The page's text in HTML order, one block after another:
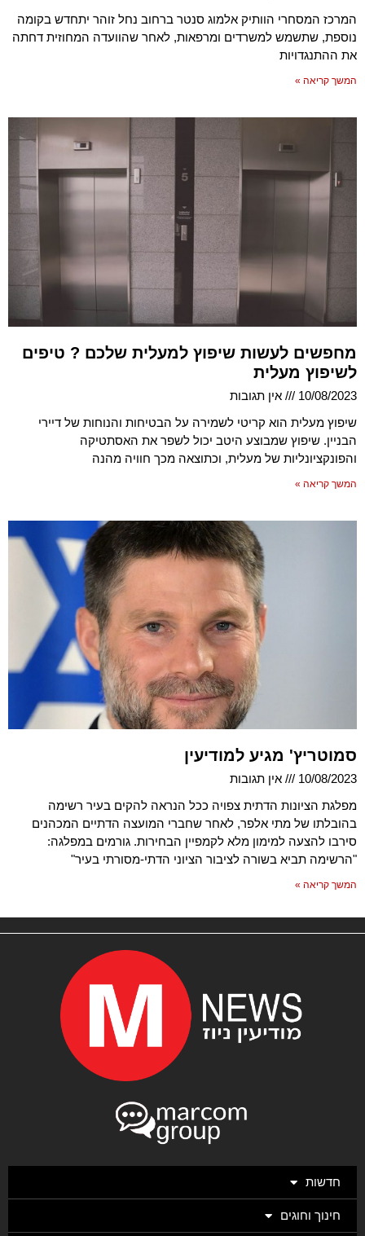
המרכז המסחרי הוותיק אלמוג סנטר ברחוב נחל זוהר יתחדש בקומה
נוספת, שתשמש למשרדים ומרפאות, לאחר שהוועדה המחוזית דחתה
את ההתנגדויות
המשך קריאה »
מחפשים לעשות שיפוץ למעלית שלכם ? טיפים
לשיפוץ מעלית
10/08/2023
אין תגובות
שיפוץ מעלית הוא קריטי לשמירה על הבטיחות והנוחות של דיירי
הבניין. שיפוץ שמבוצע היטב יכול לשפר את האסתטיקה
והפונקציונליות של מעלית, וכתוצאה מכך חוויה מהנה
המשך קריאה »
סמוטריץ' מגיע למודיעין
10/08/2023
אין תגובות
מפלגת הציונות הדתית צפויה ככל הנראה להקים בעיר רשימה
בהובלתו של מתי אלפר, לאחר שחברי המועצה הדתיים המכהנים
סירבו להצעה למימון מלא לקמפיין הבחירות. גורמים במפלגה:
"הרשימה תביא בשורה לציבור הציוני הדתי-מסורתי בעיר"
המשך קריאה »
חדשות
חינוך וחוגים